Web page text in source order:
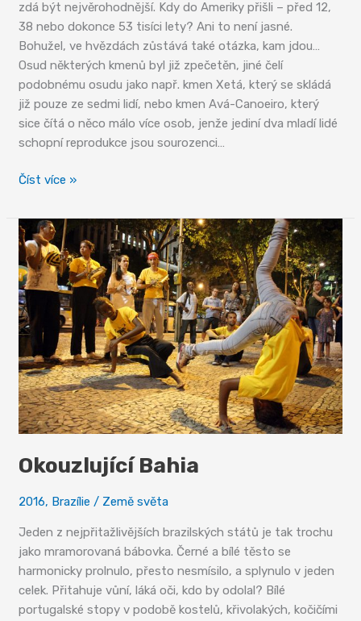
zdá být nejvěrohodnější. Kdy do Ameriky přišli – před 12,
38 nebo dokonce 53 tisíci lety? Ani to není jasné.
Bohužel, ve hvězdách zůstává také otázka, kam jdou…
Osud některých kmenů byl již zpečetěn, jiné čelí
podobnému osudu jako např. kmen Xetá, který se skládá
již pouze ze sedmi lidí, nebo kmen Avá-Canoeiro, který
sice čítá o něco málo více osob, jenže jediní dva mladí lidé
schopní reprodukce jsou sourozenci…
Brazilští
Číst více »
Okouzlující Bahia
2016, Brazílie / Země světa
Jeden z nejpřitažlivějších brazilských států je tak trochu
jako mramorovaná bábovka. Černé a bílé těsto se
harmonicky prolnulo, přesto nesmísilo, a splynulo v jeden
celek. Přitahuje vůní, láká oči, kdo by odolal? Bílé
portugalské stopy v podobě kostelů, křivolakých, kočičími